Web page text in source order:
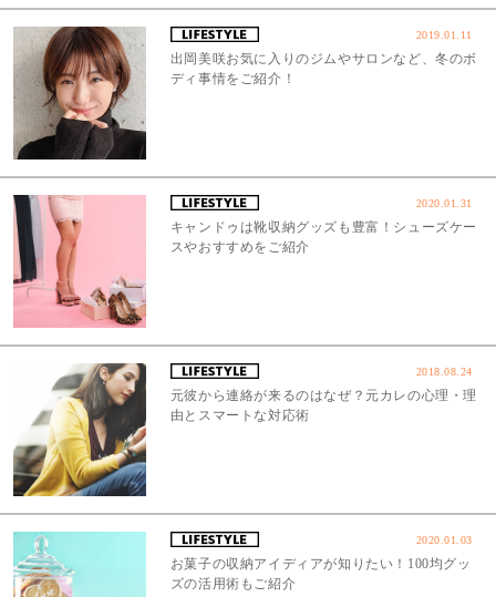
2019.01.11
出岡美咲お気に入りのジムやサロンなど、冬のボ
ディ事情をご紹介！
2020.01.31
キャンドゥは靴収納グッズも豊富！シューズケー
スやおすすめをご紹介
2018.08.24
元彼から連絡が来るのはなぜ？元カレの心理・理
由とスマートな対応術
2020.01.03
お菓子の収納アイディアが知りたい！100均グッ
ズの活用術もご紹介